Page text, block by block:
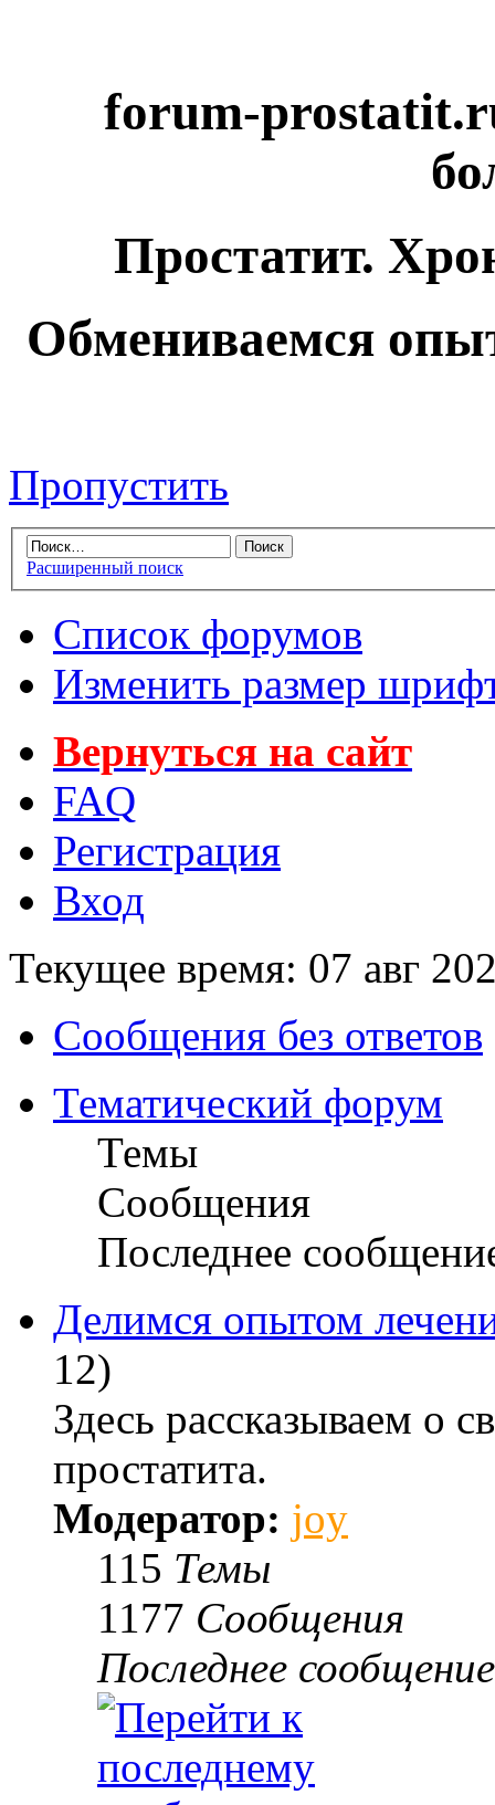
forum-
Простатит.
Обмениваемся
Пропустить
Расширенный поиск
Список форумов
Изменить размер
Вернуться на сайт
FAQ
Регистрация
Вход
Текущее время: 07 авг
Сообщения без ответов
Тематический форум
Темы
Сообщения
Последнее
Делимся опытом
12)
Здесь рассказываем о
простатита.
Модератор: joy
115 Темы
1177 Сообщения
Последнее сообщение